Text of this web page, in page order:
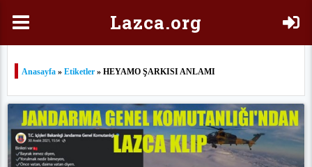
Lazca.org
Anasayfa » Etiketler » HEYAMO ŞARKISI ANLAMI